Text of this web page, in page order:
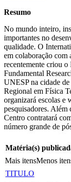
Resumo
No mundo inteiro,
importantes no
qualidade. O
em colaboração
recentemente criou
Fundamental
UNESP na cidade
Regional em Física
organizará escolas e
pesquisadores.
Centro contratará
número grande de
Matéria(s)
Mais itensMenos
TITULO